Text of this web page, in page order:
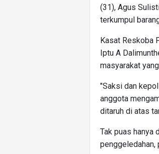
(31), Agus
terkumpul
Kasat Reskoba
Iptu A
masyarakat
"Saksi dan
anggota
ditaruh di atas
Tak puas hanya
penggeledahan,